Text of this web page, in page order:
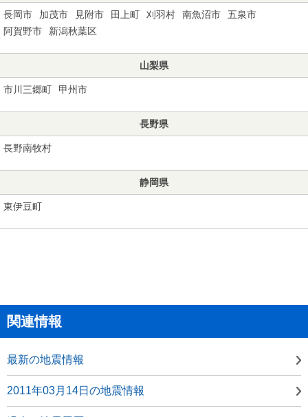
長岡市 加茂市 見附市 田上町 刈羽村 南魚沼市
五泉市
阿賀野市
新潟秋葉区
山梨県
市川三郷町 甲州市
長野県
長野南牧村
静岡県
東伊豆町
関連情報
最新の地震情報
2011年03月14日の地震情報